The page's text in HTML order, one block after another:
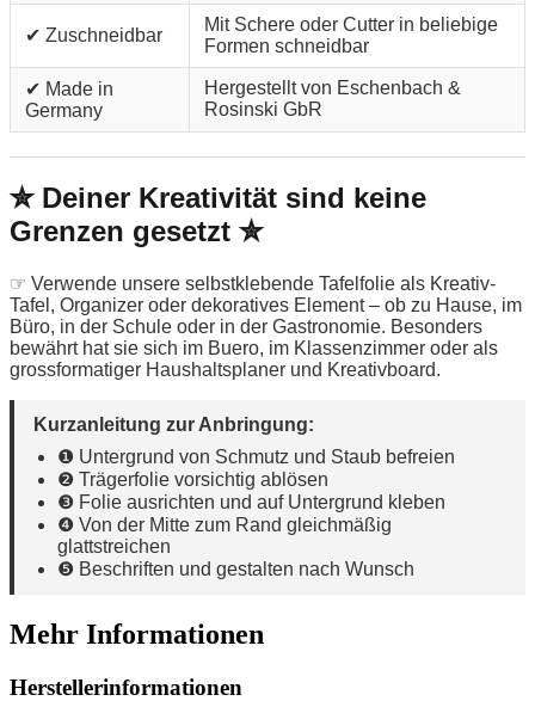
✔ Zuschneidbar
Mit Schere oder Cutter in beliebige
Formen schneidbar
✔ Made in
Germany
Hergestellt von Eschenbach &
Rosinski GbR
✮ Deiner Kreativität sind keine
Grenzen gesetzt ✮
☞ Verwende unsere selbstklebende Tafelfolie als Kreativ-
Tafel, Organizer oder dekoratives Element – ob zu Hause, im
Büro, in der Schule oder in der Gastronomie. Besonders
bewährt hat sie sich im Buero, im Klassenzimmer oder als
grossformatiger Haushaltsplaner und Kreativboard.
Kurzanleitung zur Anbringung:
❶ Untergrund von Schmutz und Staub befreien
❷ Trägerfolie vorsichtig ablösen
❸ Folie ausrichten und auf Untergrund kleben
❹ Von der Mitte zum Rand gleichmäßig
glattstreichen
❺ Beschriften und gestalten nach Wunsch
Mehr Informationen
Herstellerinformationen